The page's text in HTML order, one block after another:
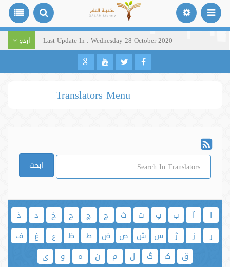
Last Update In : Wednesday 28 October 2020 اردو
Translators Menu
ابحث
ا آ ب پ ت ث ج چ ح خ د
ذ
ر
ز ژ س ش ص ض ط ظ ع غ
ف
ق
ک گ ل م ن ه و ی